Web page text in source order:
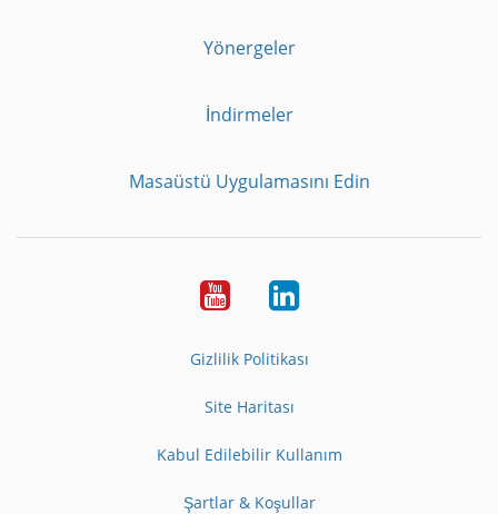
Yönergeler
İndirmeler
Masaüstü Uygulamasını Edin
YoutubeLinkedIn
Gizlilik Politikası
Site Haritası
Kabul Edilebilir Kullanım
Şartlar & Koşullar